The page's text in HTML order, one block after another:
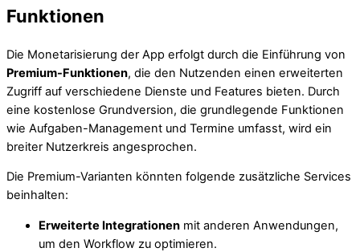
Funktionen
Die Monetarisierung der App erfolgt durch die Einführung von
Premium-Funktionen, die den Nutzenden einen erweiterten
Zugriff auf verschiedene Dienste und Features bieten. Durch
eine kostenlose Grundversion, die grundlegende Funktionen
wie Aufgaben-Management und Termine umfasst, wird ein
breiter Nutzerkreis angesprochen.
Die Premium-Varianten könnten folgende zusätzliche Services
beinhalten:
Erweiterte Integrationen mit anderen Anwendungen,
um den Workflow zu optimieren.